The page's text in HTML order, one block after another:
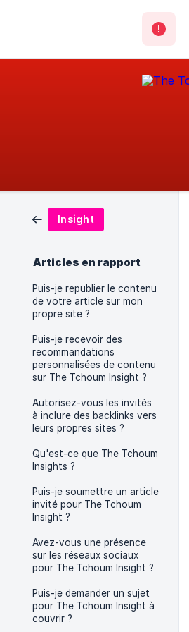
Insight
Articles en rapport
Puis-je republier le contenu
de votre article sur mon
propre site ?
Puis-je recevoir des
recommandations
personnalisées de contenu
sur The Tchoum Insight ?
Autorisez-vous les invités
à inclure des backlinks vers
leurs propres sites ?
Qu'est-ce que The Tchoum
Insights ?
Puis-je soumettre un article
invité pour The Tchoum
Insight ?
Avez-vous une présence
sur les réseaux sociaux
pour The Tchoum Insight ?
Puis-je demander un sujet
pour The Tchoum Insight à
couvrir ?